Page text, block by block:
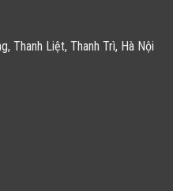
Thanh Liệt, Thanh Trì, Hà Nội